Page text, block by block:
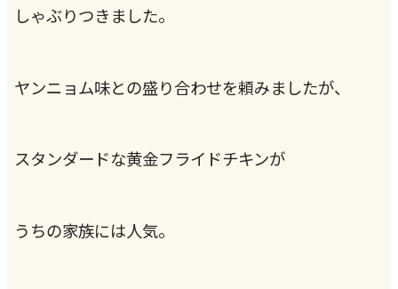
しゃぶりつきました。
ヤンニョム味との盛り合わせを頼みましたが、
スタンダードな黄金フライドチキンが
うちの家族には人気。